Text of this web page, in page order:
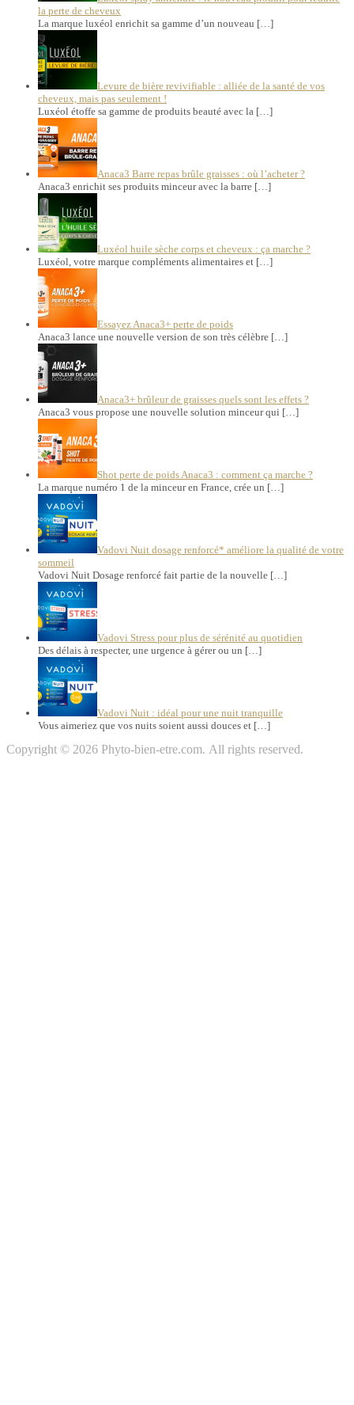
la perte de cheveux
La marque luxéol enrichit sa gamme d’un nouveau […]
Levure de bière revivifiable : alliée de la santé de vos
cheveux, mais pas seulement !
Luxéol étoffe sa gamme de produits beauté avec la […]
Anaca3 Barre repas brûle graisses : où l’acheter ?
Anaca3 enrichit ses produits minceur avec la barre […]
Luxéol huile sèche corps et cheveux : ça marche ?
Luxéol, votre marque compléments alimentaires et […]
Essayez Anaca3+ perte de poids
Anaca3 lance une nouvelle version de son très célèbre […]
Anaca3+ brûleur de graisses quels sont les effets ?
Anaca3 vous propose une nouvelle solution minceur qui […]
Shot perte de poids Anaca3 : comment ça marche ?
La marque numéro 1 de la minceur en France, crée un […]
Vadovi Nuit dosage renforcé* améliore la qualité de votre
sommeil
Vadovi Nuit Dosage renforcé fait partie de la nouvelle […]
Vadovi Stress pour plus de sérénité au quotidien
Des délais à respecter, une urgence à gérer ou un […]
Vadovi Nuit : idéal pour une nuit tranquille
Vous aimeriez que vos nuits soient aussi douces et […]
Copyright © 2026 Phyto-bien-etre.com. All rights reserved.